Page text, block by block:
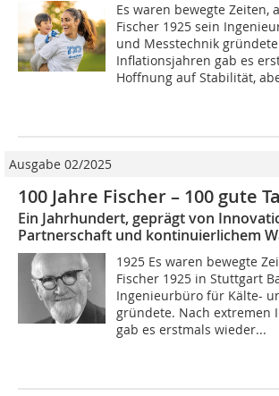
Es waren bewegte Zeiten,
Fischer 1925 sein
und Messtechnik
Inflationsjahren gab es
Hoffnung auf Stabilität,
Ausgabe 02/2025
100 Jahre Fischer – 100 gute
Ein Jahrhundert, geprägt von
Partnerschaft und kontinuierlichem
1925 Es waren bewegte
Fischer 1925 in Stuttgart
Ingenieurbüro für Kälte-
gründete. Nach extremen
gab es erstmals wieder...